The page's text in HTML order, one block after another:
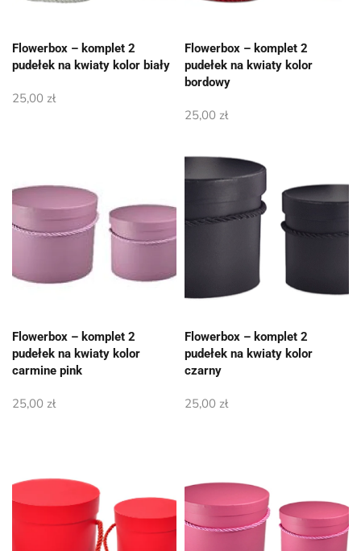
Flowerbox – komplet 2
pudełek na kwiaty kolor biały
25,00 zł
Flowerbox – komplet 2
pudełek na kwiaty kolor
bordowy
25,00 zł
Flowerbox – komplet 2
pudełek na kwiaty kolor
carmine pink
25,00 zł
Flowerbox – komplet 2
pudełek na kwiaty kolor
czarny
25,00 zł